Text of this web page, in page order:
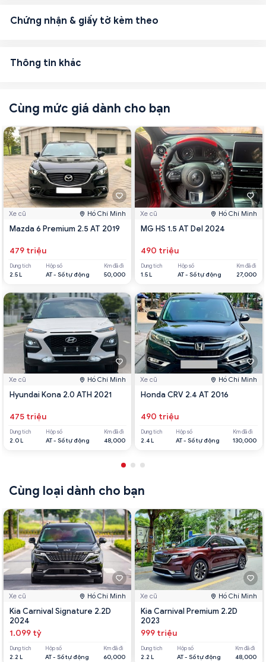
Chứng nhận & giấy tờ kèm theo
Thông tin khác
Cùng mức giá dành cho bạn
Xe cũ Hồ Chí Minh
Mazda 6 Premium 2.5 AT 2019
479 triệu
Dung tích
2.5 L
Hộp số
AT - Số tự động
Km đã đi
50,000
Xe cũ Hồ Chí Minh
Hyundai Kona 2.0 ATH 2021
475 triệu
Dung tích
2.0 L
Hộp số
AT - Số tự động
Km đã đi
48,000
Xe cũ Hồ Chí Minh
MG HS 1.5 AT Del 2024
490 triệu
Dung tích
1.5 L
Hộp số
AT - Số tự động
Km đã đi
27,000
Xe cũ Hồ Chí Minh
Honda CRV 2.4 AT 2016
490 triệu
Dung tích
2.4 L
Hộp số
AT - Số tự động
Km đã đi
130,000
Cùng loại dành cho bạn
Xe cũ Hồ Chí Minh
Kia Carnival Signature 2.2D
2024
1.099 tỷ
Dung tích
2.2 L
Hộp số
AT - Số tự động
Km đã đi
60,000
Xe cũ Hồ Chí Minh
Kia Carnival Premium 2.2D
2023
999 triệu
Dung tích
2.2 L
Hộp số
AT - Số tự động
Km đã đi
48,000